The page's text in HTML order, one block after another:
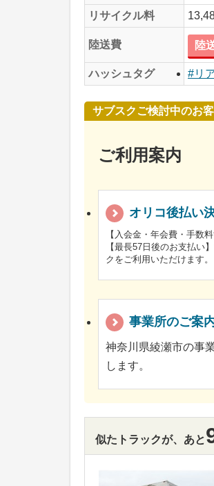
リサイクル料
陸送費 陸
ハッシュタグ #リ
サブスクご検討中のお
ご利用案内
オリコ後払い
【入会金・年会費・手数
【最長57日後のお支払い
クをご利用いただけます。
事業所のご案
神奈川県綾瀬市の事
します。
似たトラックが、あと